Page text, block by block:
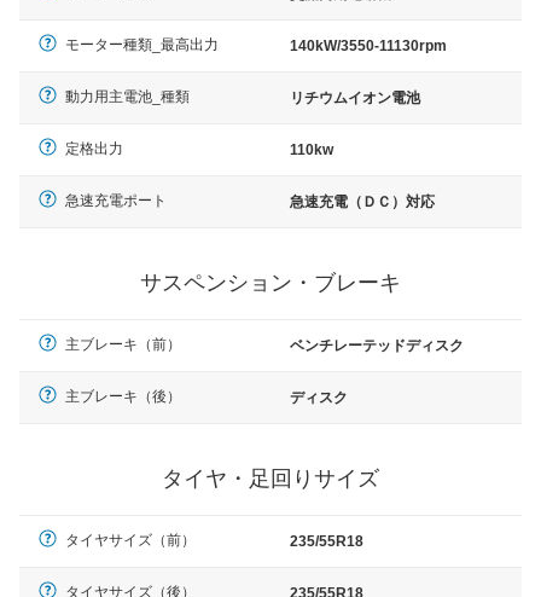
モーター種類_最高出力 140kW/3550-11130rpm
動力用主電池_種類 リチウムイオン電池
定格出力 110kw
急速充電ポート 急速充電（ＤＣ）対応
サスペンション・ブレーキ
主ブレーキ（前） ベンチレーテッドディスク
主ブレーキ（後） ディスク
タイヤ・足回りサイズ
タイヤサイズ（前） 235/55R18
タイヤサイズ（後）